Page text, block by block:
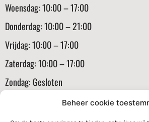
Beheer cookie
Woensdag: 10:00 – 17:00
Donderdag: 10:00 – 21:00
Vrijdag: 10:00 – 17:00
Zaterdag: 10:00 – 17:00
Zondag: Gesloten
Klantenservice